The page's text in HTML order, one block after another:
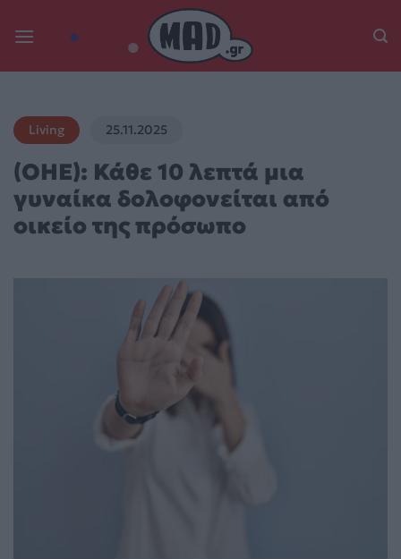
Living 25.11.2025
(ΟΗΕ): Κάθε 10 λεπτά μια
γυναίκα δολοφονείται από
οικείο της πρόσωπο